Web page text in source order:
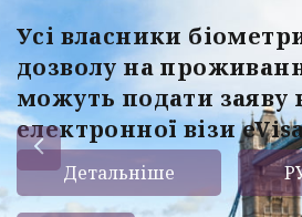
Усі власники
дозволу на
можуть подати заяву
електронної візи
Детальніше